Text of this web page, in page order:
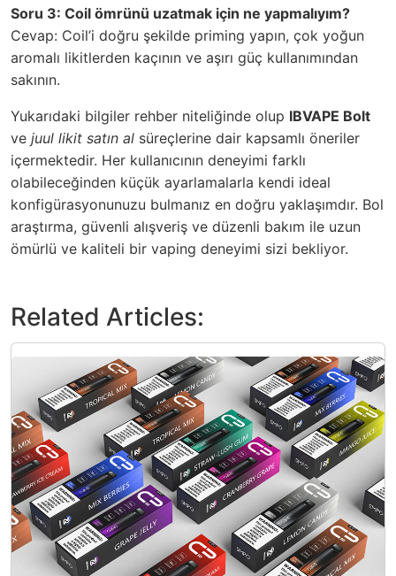
Soru 3: Coil ömrünü uzatmak için ne yapmalıyım?
Cevap: Coil’i doğru şekilde priming yapın, çok yoğun
aromalı likitlerden kaçının ve aşırı güç kullanımından
sakının.
Yukarıdaki bilgiler rehber niteliğinde olup IBVAPE Bolt
ve juul likit satın al süreçlerine dair kapsamlı öneriler
içermektedir. Her kullanıcının deneyimi farklı
olabileceğinden küçük ayarlamalarla kendi ideal
konfigürasyonunuzu bulmanız en doğru yaklaşımdır. Bol
araştırma, güvenli alışveriş ve düzenli bakım ile uzun
ömürlü ve kaliteli bir vaping deneyimi sizi bekliyor.
Related Articles: